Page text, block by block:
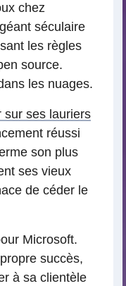
chez
séculaire
les règles
source.
les nuages.
sur ses lauriers
réussi
son plus
ses vieux
de céder le
Microsoft.
succès,
à sa clientèle